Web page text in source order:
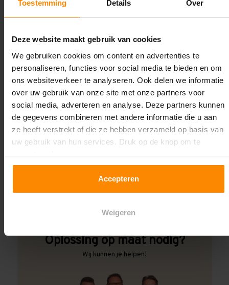
Toestemming Details Over
Deze website maakt gebruik van cookies
We gebruiken cookies om content en advertenties te
personaliseren, functies voor social media te bieden en om
ons websiteverkeer te analyseren. Ook delen we informatie
over uw gebruik van onze site met onze partners voor
social media, adverteren en analyse. Deze partners kunnen
de gegevens combineren met andere informatie die u aan
ze heeft verstrekt of die ze hebben verzameld op basis van
uw gebruik van hun services. Druk op de knop om te
accepteren!
Accepteren
Weigeren
Liggerlengte:
2.700 mm
Aantal niveaus:
2
Kleur staanders:
Galva
1.550 kg (516 kg per pallet)
Oplossing op maat nodig?
Wij kunnen je helpen!